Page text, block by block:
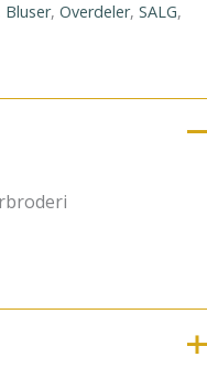
Bluser, Overdeler, SALG,